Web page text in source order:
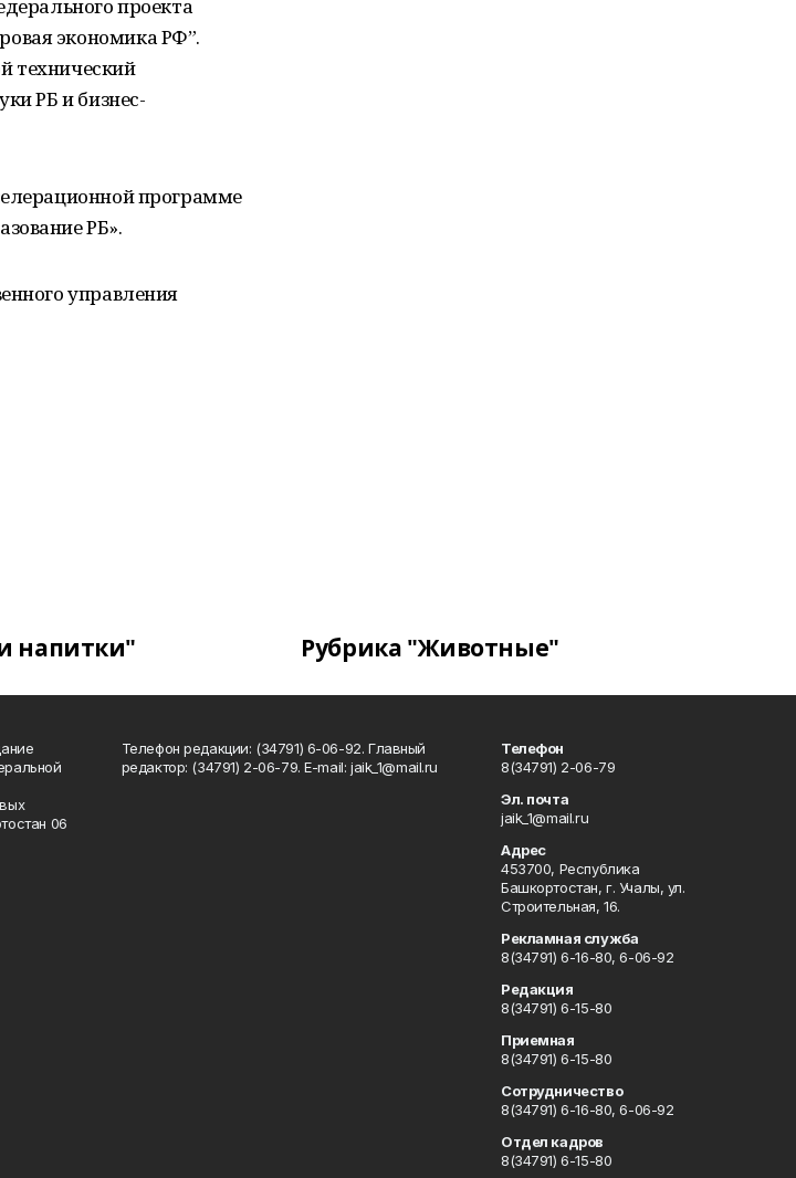
проекта
экономика РФ”.
технический
РБ и бизнес-
программе
РБ».
управления
напитки" Рубрика "Животные"
06
Телефон редакции: (34791) 6-06-92. Главный
редактор: (34791) 2-06-79. Е-mаil: jaik_1@mail.ru
Телефон
8(34791) 2-06-79
Эл. почта
jaik_1@mail.ru
Адрес
453700, Республика
Башкортостан, г. Учалы, ул.
Строительная, 16.
Рекламная служба
8(34791) 6-16-80, 6-06-92
Редакция
8(34791) 6-15-80
Приемная
8(34791) 6-15-80
Сотрудничество
8(34791) 6-16-80, 6-06-92
Отдел кадров
8(34791) 6-15-80